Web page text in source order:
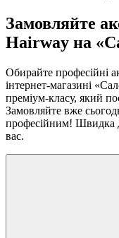
Замовляйте
Hairway на
Обирайте професійні
інтернет-магазині
преміум-класу, який
Замовляйте вже
професійним! Швидка
вас.